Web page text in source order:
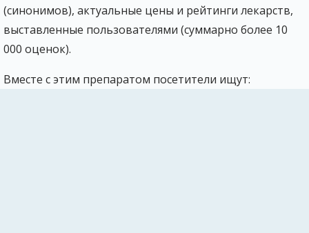
(синонимов), актуальные цены и рейтинги лекарств,
выставленные пользователями (суммарно более 10
000 оценок).
Вместе с этим препаратом посетители ищут: